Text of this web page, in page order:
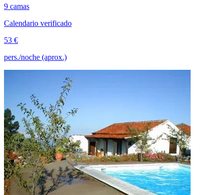
9 camas
Calendario verificado
53 €
pers./noche (aprox.)